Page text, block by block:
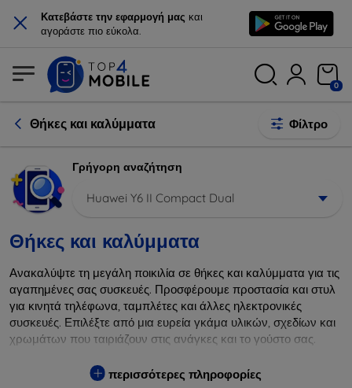
× Κατεβάστε την εφαρμογή μας και
αγοράστε πιο εύκολα.
0
Θήκες και καλύμματα Φίλτρο
Γρήγορη αναζήτηση
Huawei Y6 II Compact Dual
Θήκες και καλύμματα
Ανακαλύψτε τη μεγάλη ποικιλία σε θήκες και καλύμματα για τις
αγαπημένες σας συσκευές. Προσφέρουμε προστασία και στυλ
για κινητά τηλέφωνα, ταμπλέτες και άλλες ηλεκτρονικές
συσκευές. Επιλέξτε από μια ευρεία γκάμα υλικών, σχεδίων και
χρωμάτων που ταιριάζουν στις ανάγκες και το γούστο σας.
πτώσεις και άλλες φθορές, ενώ παράλληλα δίνετε ένα
περισσότερες πληροφορίες